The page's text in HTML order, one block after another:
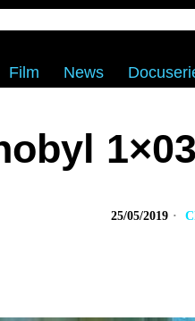
Film News
25/05/2019